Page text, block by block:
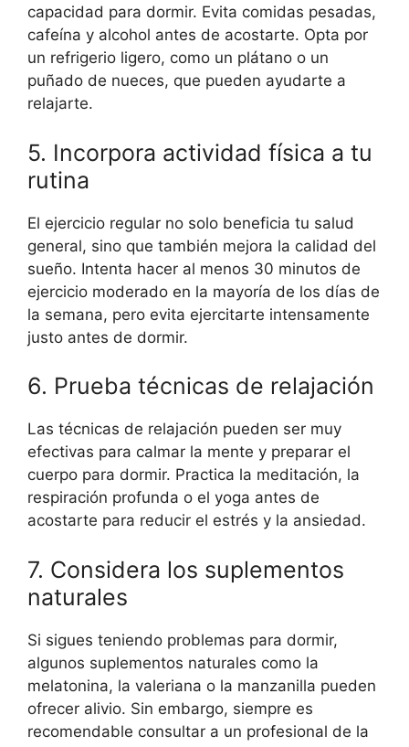
capacidad para dormir. Evita comidas pesadas,
cafeína y alcohol antes de acostarte. Opta por
un refrigerio ligero, como un plátano o un
puñado de nueces, que pueden ayudarte a
relajarte.
5. Incorpora actividad física a tu
rutina
El ejercicio regular no solo beneficia tu salud
general, sino que también mejora la calidad del
sueño. Intenta hacer al menos 30 minutos de
ejercicio moderado en la mayoría de los días de
la semana, pero evita ejercitarte intensamente
justo antes de dormir.
6. Prueba técnicas de relajación
Las técnicas de relajación pueden ser muy
efectivas para calmar la mente y preparar el
cuerpo para dormir. Practica la meditación, la
respiración profunda o el yoga antes de
acostarte para reducir el estrés y la ansiedad.
7. Considera los suplementos
naturales
Si sigues teniendo problemas para dormir,
algunos suplementos naturales como la
melatonina, la valeriana o la manzanilla pueden
ofrecer alivio. Sin embargo, siempre es
recomendable consultar a un profesional de la